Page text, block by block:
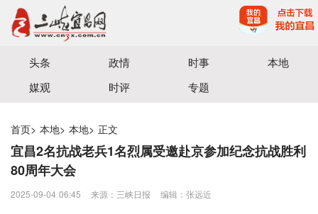
宜昌三峡融媒体中心主办
头条 政情 时事
本地
媒观
时评 专题
首页> 本地> 本地> 正文
宜昌2名抗战老兵1名烈属受邀赴京参加纪念抗战胜利
80周年大会
2025-09-04 06:45 来源：三峡日报 编辑：张远近